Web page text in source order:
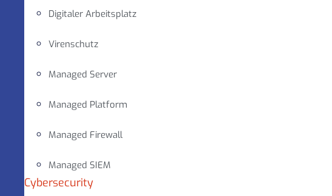
Digitaler Arbeitsplatz
Virenschutz
Managed Server
Managed Platform
Managed Firewall
Managed SIEM
Cybersecurity